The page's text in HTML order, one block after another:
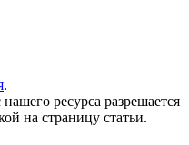
.
ресурса разрешается
на страницу статьи.